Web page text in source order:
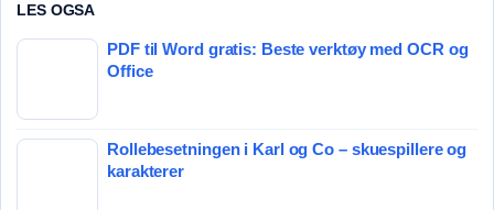
LES OGSA
PDF til Word gratis: Beste verktøy med OCR og
Office
Rollebesetningen i Karl og Co – skuespillere og
karakterer